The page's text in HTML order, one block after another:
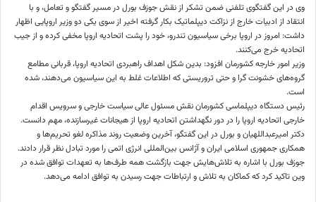
وی در این گفتگوی تلفنی ضمن تشکر از نقش جوزف بورل در مسیر گفتگو و تعامل، و با
انتقاد از ادبیات خارج از نزاکت دیپلماتیک بکار گرفته اخیر از سوی یکی دو وزیر اروپایی اظهار
داشت: امروز در اروپا برخی سیاسیون تندرو، خود را پشت اتحادیه اروپا مخفی کرده و از جیب
اتحادیه خرج می‌کنند.
وزیر امور خارجه کشورمان افزود: بدین شکل اهداف راهبردی اتحادیه اروپا، قربانی مطامع
گروه‌های خشونت گرا و حتی تروریستی که اطلاعات غلط به این سیاسیون می‌دهند، شده
است.
رئیس دستگاه دیپلماسی کشورمان نقش مسئول عالی سیاست خارجی و سرویس اقدام
خارجی اتحادیه اروپا را در دور نگهداشتن اتحادیه اروپا از هیجانات غیرسازنده، مهم دانست.
دکتر امیرعبداللهیان و بورل در این گفتگو، آخرین وضعیت روند مذاکره لغو تحریم‌ها و
همکاری جمهوری اسلامی ایران و آژانس بین‌المللی انرژی اتمی را مورد تبادل نظر قرار دادند.
جوزف بورل با اشاره به تلاش‌هایش جهت بازگشت همه طرف‌ها به تعهدات توافق شده در
وین تاکید کرد که کماکان به تلاش و ارتباطات جهت رسیدن به توافق ادامه می‌دهد.